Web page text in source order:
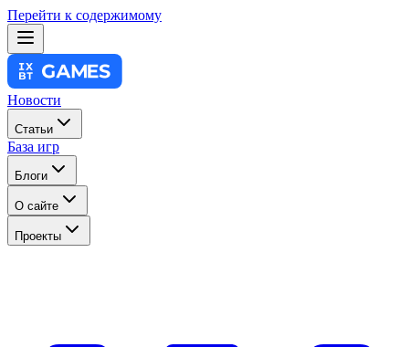
Перейти к содержимому
Новости
Статьи
База игр
Блоги
О сайте
Проекты